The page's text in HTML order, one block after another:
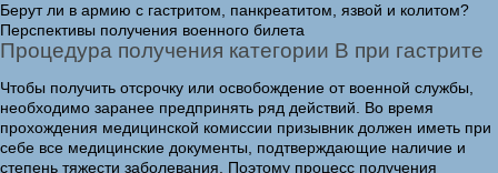
Берут ли в армию с гастритом, панкреатитом, язвой и колитом?
Перспективы получения военного билета
Процедура получения категории В при гастрите
Чтобы получить отсрочку или освобождение от военной службы,
необходимо заранее предпринять ряд действий. Во время
прохождения медицинской комиссии призывник должен иметь при
себе все медицинские документы, подтверждающие наличие и
степень тяжести заболевания. Поэтому процесс получения